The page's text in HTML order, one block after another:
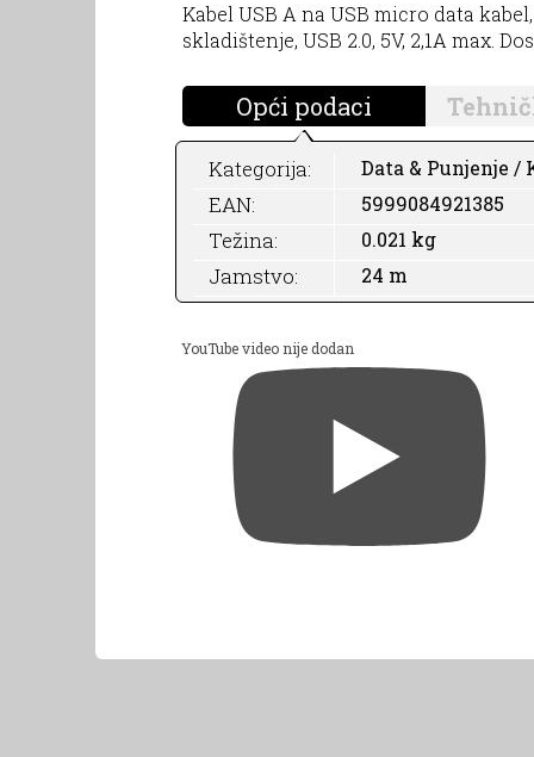
Kabel USB A na USB micro data
skladištenje, USB 2.0, 5V, 2,1A max.
Opći podaci
Kategorija: Data & Punjenje /
EAN: 5999084921385
Težina: 0.021 kg
Jamstvo: 24 m
YouTube video nije dodan